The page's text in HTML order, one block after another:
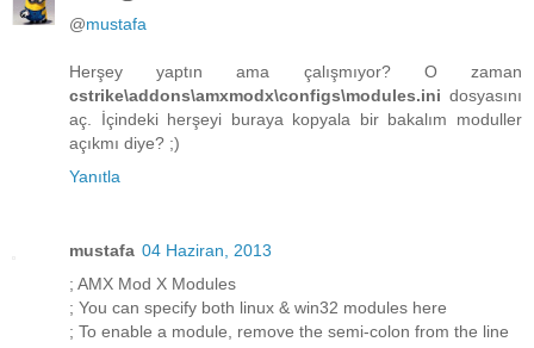
@mustafa
Herşey yaptın ama çalışmıyor? O zaman
cstrike\addons\amxmodx\configs\modules.ini dosyasını
aç. İçindeki herşeyi buraya kopyala bir bakalım moduller
açıkmı diye? ;)
Yanıtla
mustafa 04 Haziran, 2013
; AMX Mod X Modules
; You can specify both linux & win32 modules here
; To enable a module, remove the semi-colon from the line